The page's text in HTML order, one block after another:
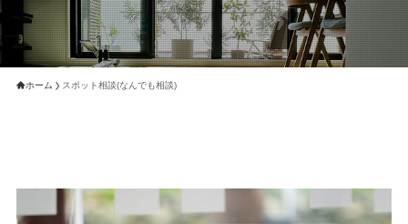
ホーム スポット相談(なんでも相談)